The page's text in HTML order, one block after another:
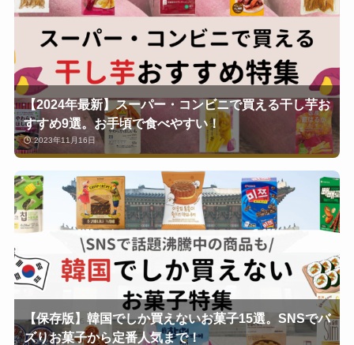
【2024年最新】スーパー・コンビニで買える干し芋お
すすめ9選。お手頃で食べやすい！
2023年11月16日
【保存版】韓国でしか買えないお菓子15選。SNSでバ
ズりお菓子から定番人気まで！